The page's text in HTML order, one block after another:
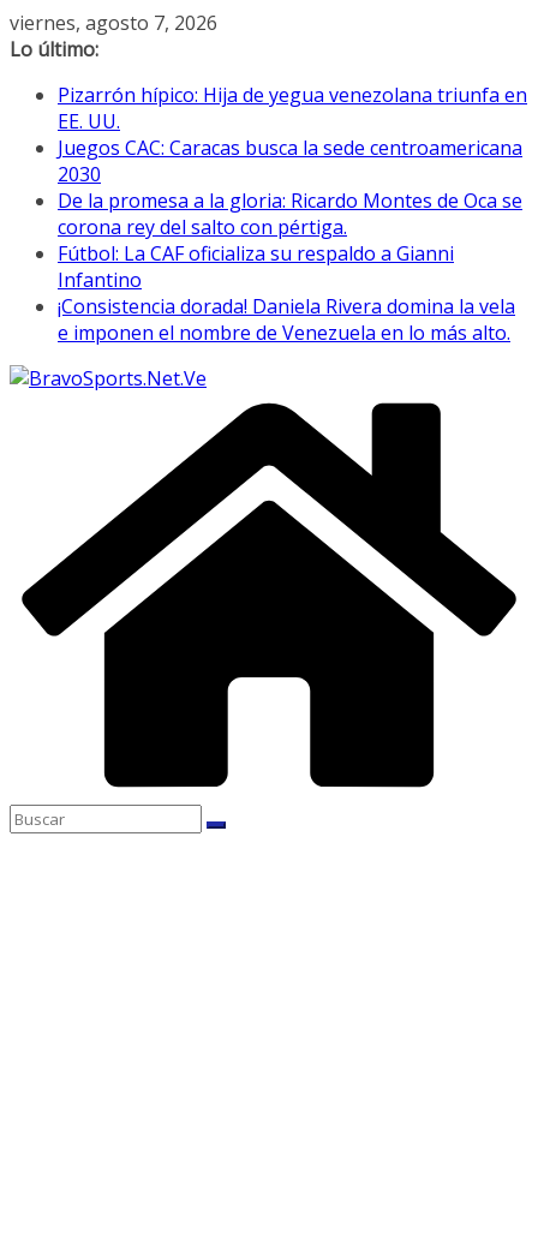
Saltar
al
viernes, agosto 7, 2026
Lo último:
Pizarrón hípico: Hija de yegua venezolana triunfa en
EE. UU.
Juegos CAC: Caracas busca la sede centroamericana
2030
De la promesa a la gloria: Ricardo Montes de Oca se
corona rey del salto con pértiga.
Fútbol: La CAF oficializa su respaldo a Gianni
Infantino
¡Consistencia dorada! Daniela Rivera domina la vela
e imponen el nombre de Venezuela en lo más alto.